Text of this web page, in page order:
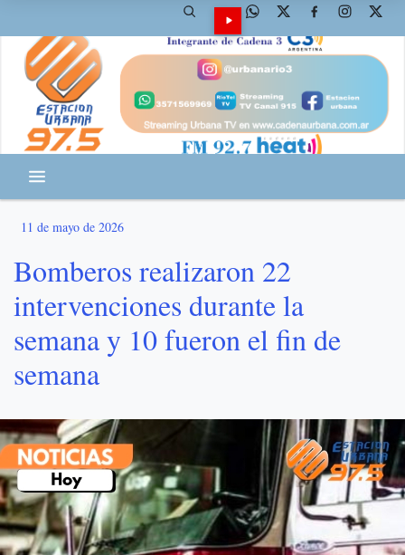
11 de mayo de 2026
Bomberos realizaron 22
intervenciones durante la
semana y 10 fueron el fin de
semana